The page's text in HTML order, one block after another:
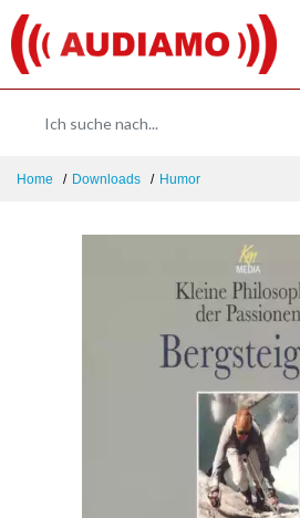
Home Downloads Humor